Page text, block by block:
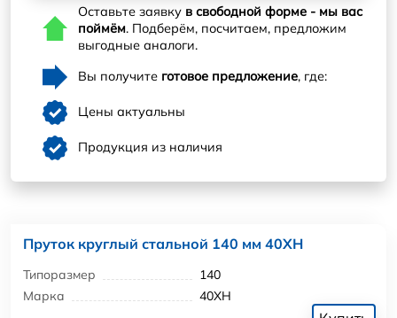
Оставьте заявку в свободной форме - мы вас
поймём. Подберём, посчитаем, предложим
выгодные аналоги.
Вы получите готовое предложение, где:
Цены актуальны
Продукция из наличия
Пруток круглый стальной 140 мм 40ХН
Типоразмер
140
Марка
40ХН